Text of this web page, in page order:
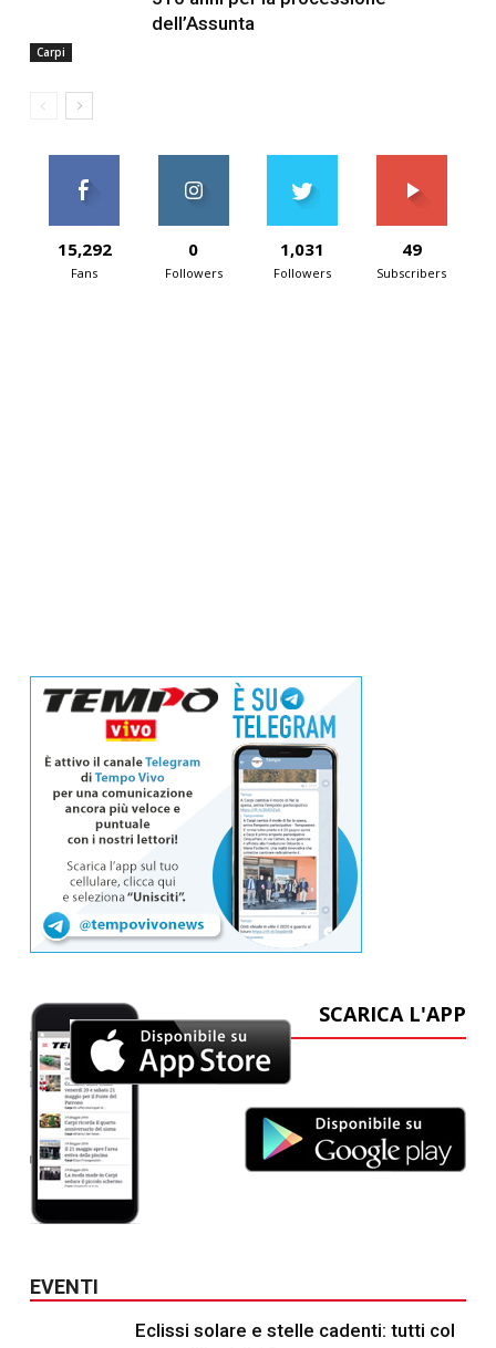
Carpi
dell’Assunta
15,292
Fans
0
Followers
1,031
Followers
49
Subscribers
SCARICA L'APP
EVENTI
Eclissi solare e stelle cadenti: tutti col